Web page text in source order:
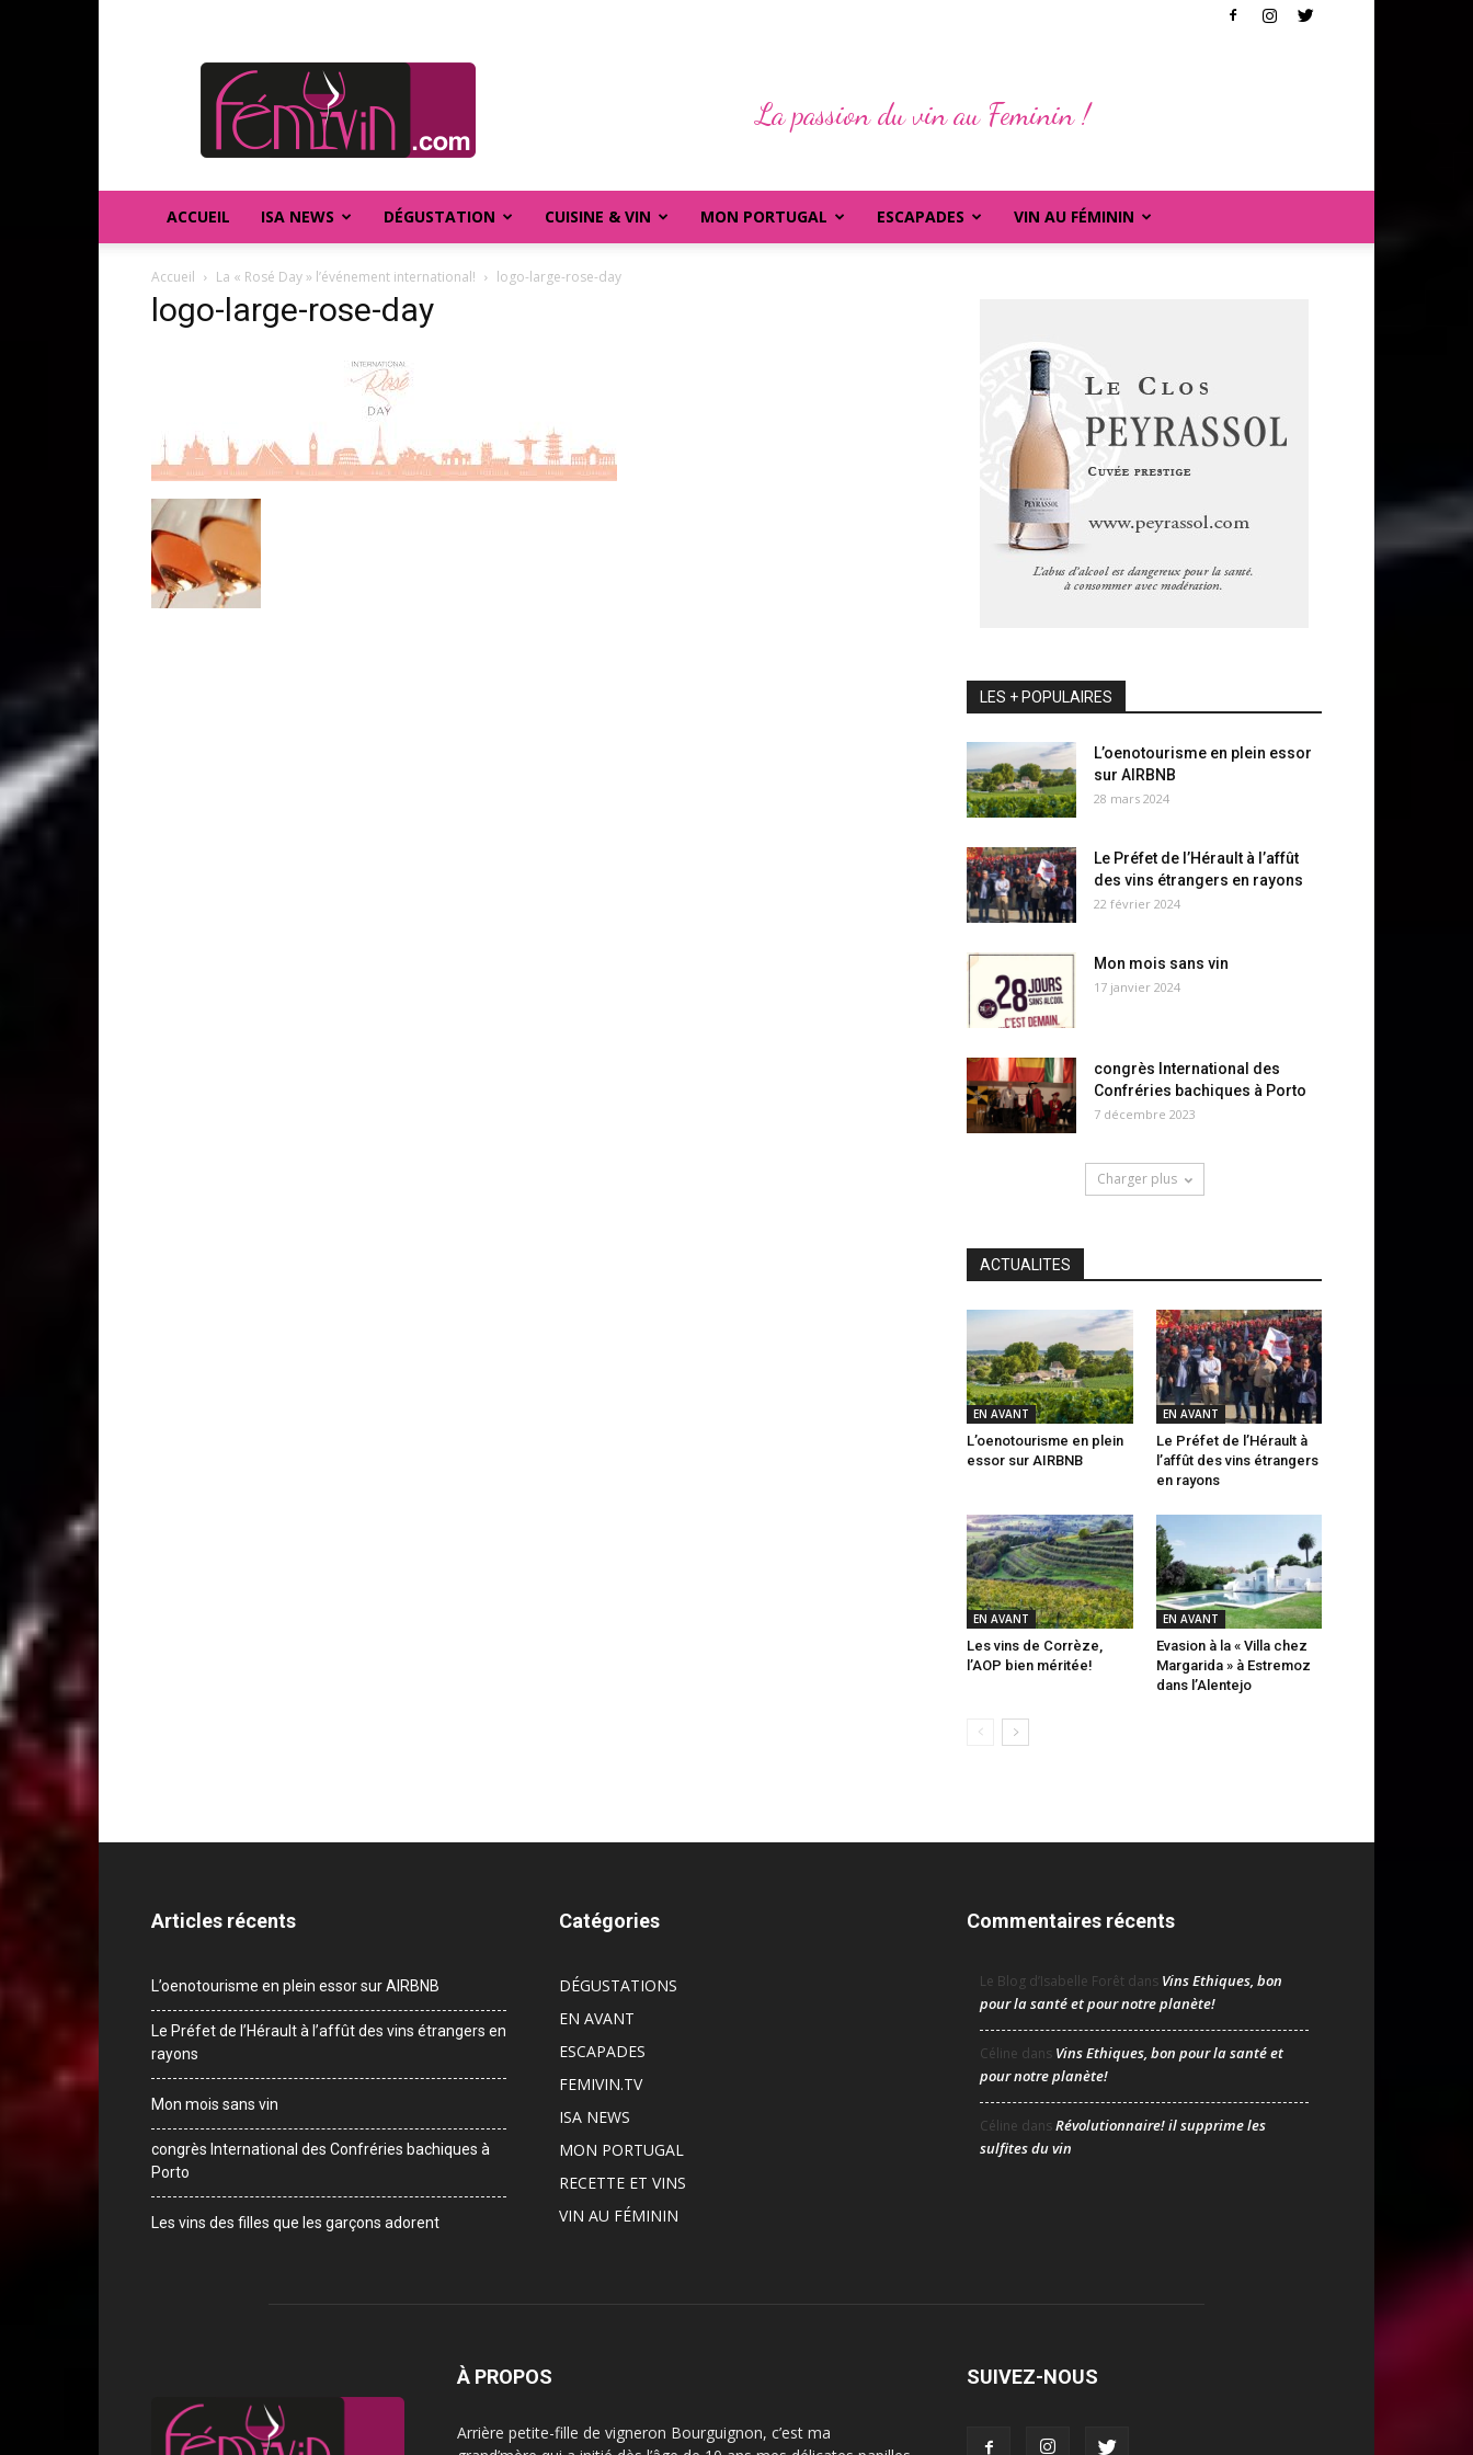
FEMIVIN
La passion du vin au Feminin !
ACCUEIL ISA NEWS DÉGUSTATION CUISINE & VIN MON PORTUGAL ESCAPADES VIN AU FÉMININ
Accueil La « Rosé Day » l’événement international! logo-large-rose-day
logo-large-rose-day
LES + POPULAIRES
L’oenotourisme en plein essor
sur AIRBNB
28 mars 2024
Le Préfet de l’Hérault à l’affût
des vins étrangers en rayons
22 février 2024
Mon mois sans vin
17 janvier 2024
congrès International des
Confréries bachiques à Porto
7 décembre 2023
Charger plus
ACTUALITES
EN AVANT
L’oenotourisme en plein
essor sur AIRBNB
EN AVANT
Le Préfet de l’Hérault à
l’affût des vins étrangers
en rayons
EN AVANT
Les vins de Corrèze,
l’AOP bien méritée!
EN AVANT
Evasion à la « Villa chez
Margarida » à Estremoz
dans l’Alentejo
Articles récents
L’oenotourisme en plein essor sur AIRBNB
Le Préfet de l’Hérault à l’affût des vins étrangers en
rayons
Mon mois sans vin
congrès International des Confréries bachiques à
Porto
Les vins des filles que les garçons adorent
Catégories
DÉGUSTATIONS
EN AVANT
ESCAPADES
FEMIVIN.TV
ISA NEWS
MON PORTUGAL
RECETTE ET VINS
VIN AU FÉMININ
Commentaires récents
Le Blog d’Isabelle Forêt dans Vins Ethiques, bon
pour la santé et pour notre planète!
Céline dans Vins Ethiques, bon pour la santé et
pour notre planète!
Céline dansRévolutionnaire! il supprime les
sulfites du vin
À PROPOS
Arrière petite-fille de vigneron Bourguignon, c’est ma
SUIVEZ-NOUS